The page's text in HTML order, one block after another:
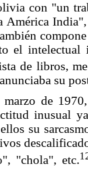
con "un
América
el
de libros,
su
de
inusual
su
"chola", etc.